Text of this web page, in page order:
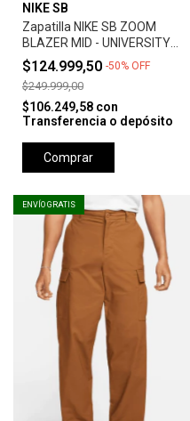
NIKE SB
Zapatilla NIKE SB ZOOM
BLAZER MID - UNIVERSITY
RED *Orange Label*
$124.999,50 -50% OFF
$249.999,00
$106.249,58 con
Transferencia o depósito
Comprar
ENVÍO GRATIS